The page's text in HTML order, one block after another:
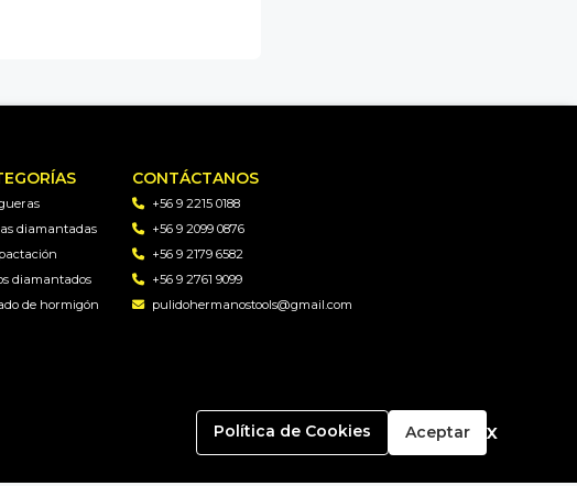
diamantadas
diamantados
de hormigón
CONTÁCTANOS
+56 9 2215 0188
+56 9 2099 0876
+56 9 2179 6582
+56 9 2761 9099
pulidohermanostools@gmail.com
Política de Cookies Aceptar x